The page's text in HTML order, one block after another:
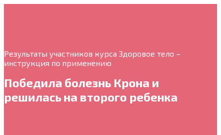
Результаты участников курса Здоровое тело –
инструкция по применению
Победила болезнь Крона и
решилась на второго ребенка